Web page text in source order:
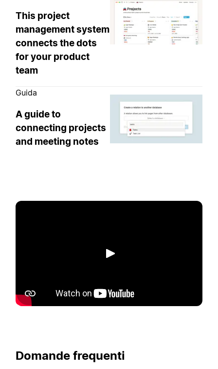
This project
management system
connects the dots
for your product
team
Guida
A guide to
connecting projects
and meeting notes
Riproduci
Domande frequenti